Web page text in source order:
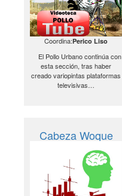
Coordina:Perico Liso
El Pollo Urbano continúa con
esta sección, tras haber
creado variopintas plataformas
televisivas…
Cabeza Woque